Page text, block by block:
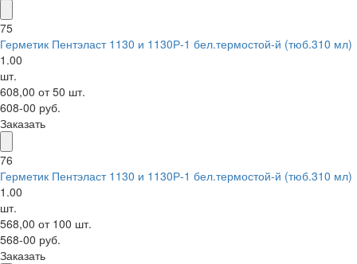
75
Герметик Пентэласт 1130 и 1130Р-1 бел.термостой-й (тюб.310 мл)
1.00
шт.
608,00 от 50 шт.
608-00 руб.
Заказать
76
Герметик Пентэласт 1130 и 1130Р-1 бел.термостой-й (тюб.310 мл)
1.00
шт.
568,00 от 100 шт.
568-00 руб.
Заказать